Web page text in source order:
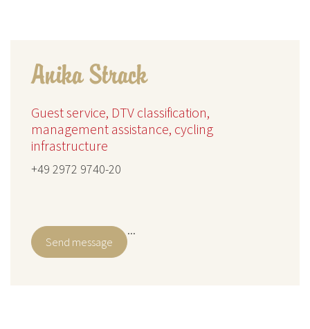
Anika Strack
Guest service, DTV classification,
management assistance, cycling
infrastructure
+49 2972 9740-20
Send message
...